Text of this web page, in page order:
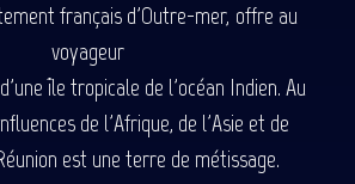
français d'Outre-mer, offre au
voyageur
île tropicale de l'océan Indien. Au
de l'Afrique, de l'Asie et de
est une terre de métissage.